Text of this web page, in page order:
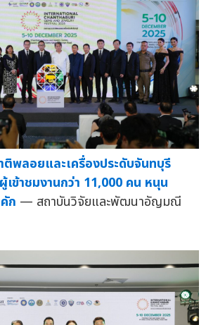
ติพลอยและเครื่องประดับจันทบุรี
เข้าชมงานกว่า 11,000 คน หนุน
ก — สถาบันวิจัยและพัฒนาอัญมณี